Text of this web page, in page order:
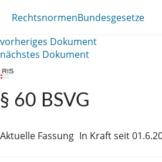
RechtsnormenBundesgesetze
vorheriges Dokument
nächstes Dokument
§ 60 BSVG
Aktuelle Fassung In Kraft seit